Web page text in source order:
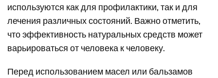
используются как для профилактики, так и для
лечения различных состояний. Важно отметить,
что эффективность натуральных средств может
варьироваться от человека к человеку.
Перед использованием масел или бальзамов